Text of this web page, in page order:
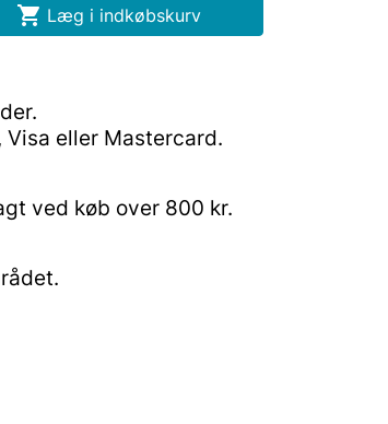
 Læg i indkøbskurv
Visa eller Mastercard.
ved køb over 800 kr.